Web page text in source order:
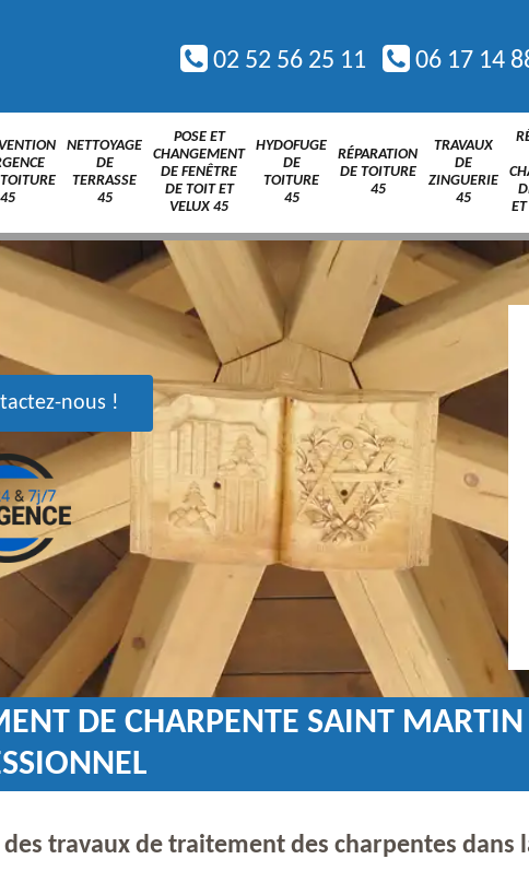
02 52 56 25 11 06 17 14
45
NETTOYAGE
DE
TERRASSE
45
POSE ET
CHANGEMENT
DE FENÊTRE
DE TOIT ET
VELUX 45
HYDOFUGE
DE
TOITURE
45
RÉPARATION
DE TOITURE
45
TRAVAUX
DE
ZINGUERIE
45
nous !
DE CHARPENTE SAINT
travaux de traitement des charpentes dans